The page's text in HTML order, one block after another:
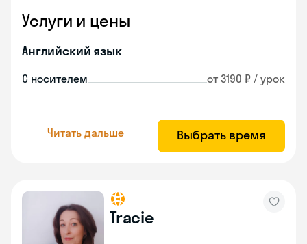
Услуги и цены
Английский язык
С носителем от 3190 ₽ / урок
Читать дальше Выбрать время
Tracie